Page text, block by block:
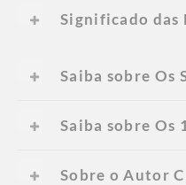
Significado das
Saiba sobre Os
Saiba sobre Os
Sobre o Autor